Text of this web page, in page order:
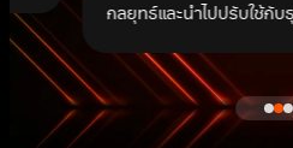
กลยุทธ์และนำไปปรับใช้กั